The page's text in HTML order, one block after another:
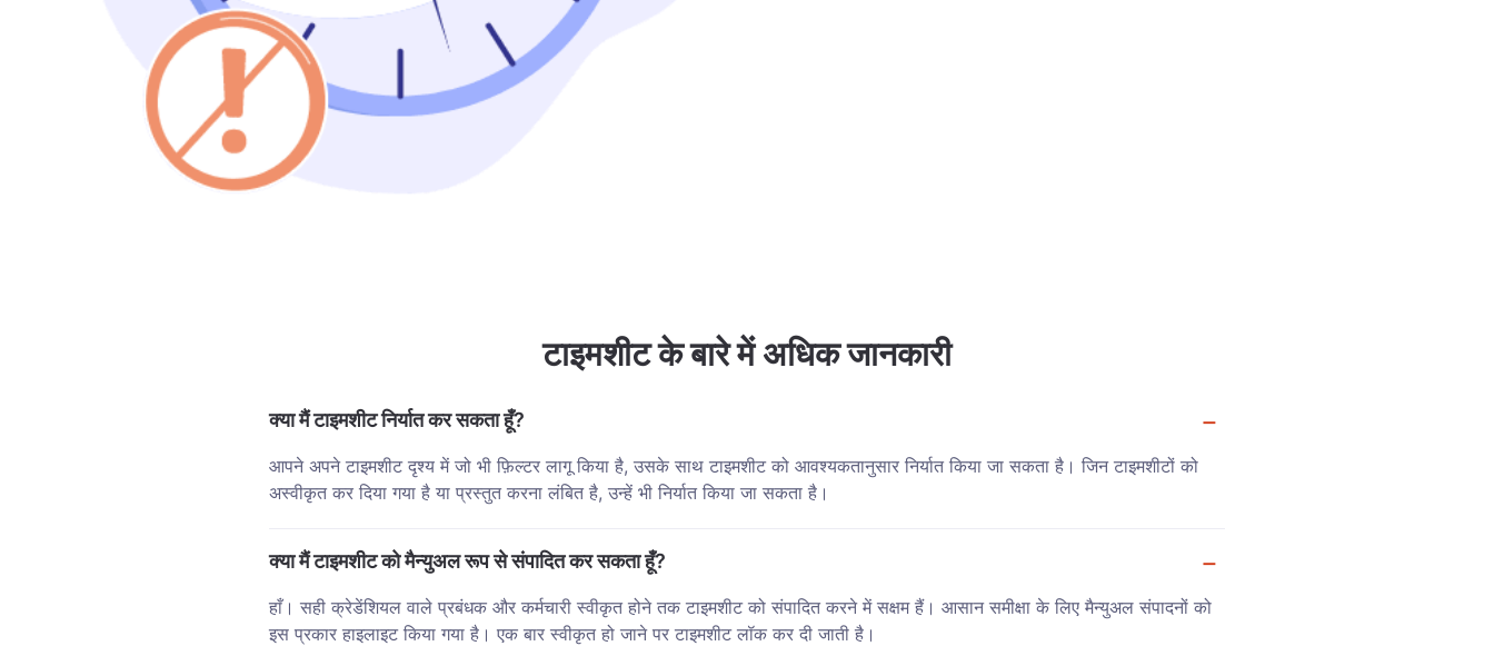
टाइमशीट के बारे में अधिक जानकारी
क्या मैं टाइमशीट निर्यात कर सकता हूँ?
आपने अपने टाइमशीट दृश्य में जो भी फ़िल्टर लागू किया है, उसके साथ टाइमशीट को आवश्यकतानुसार निर्यात किया जा सकता है। जिन टाइमशीटों को
अस्वीकृत कर दिया गया है या प्रस्तुत करना लंबित है, उन्हें भी निर्यात किया जा सकता है।
क्या मैं टाइमशीट को मैन्युअल रूप से संपादित कर सकता हूँ?
हाँ। सही क्रेडेंशियल वाले प्रबंधक और कर्मचारी स्वीकृत होने तक टाइमशीट को संपादित करने में सक्षम हैं। आसान समीक्षा के लिए मैन्युअल संपादनों को
इस प्रकार हाइलाइट किया गया है। एक बार स्वीकृत हो जाने पर टाइमशीट लॉक कर दी जाती है।